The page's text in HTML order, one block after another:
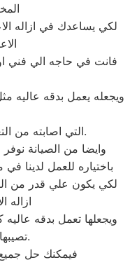
لكي يساعدك في ازاله
فانت في حاجه الي فني
التي اصابته من التعامل معه بطريقه غير صحيحه.
وايضا من الصيانة
باختياره للعمل لدينا
لكي يكون علي قدر من
ازاله
ويجعلها تعمل بدقه
تصيبها الاعطال المختلفه.
فيمكنك حل